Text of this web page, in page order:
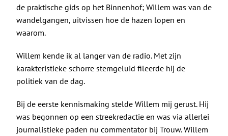
de praktische gids op het Binnenhof; Willem was van de
wandelgangen, uitvissen hoe de hazen lopen en
waarom.
Willem kende ik al langer van de radio. Met zijn
karakteristieke schorre stemgeluid fileerde hij de
politiek van de dag.
Bij de eerste kennismaking stelde Willem mij gerust. Hij
was begonnen op een streekredactie en was via allerlei
journalistieke paden nu commentator bij Trouw. Willem